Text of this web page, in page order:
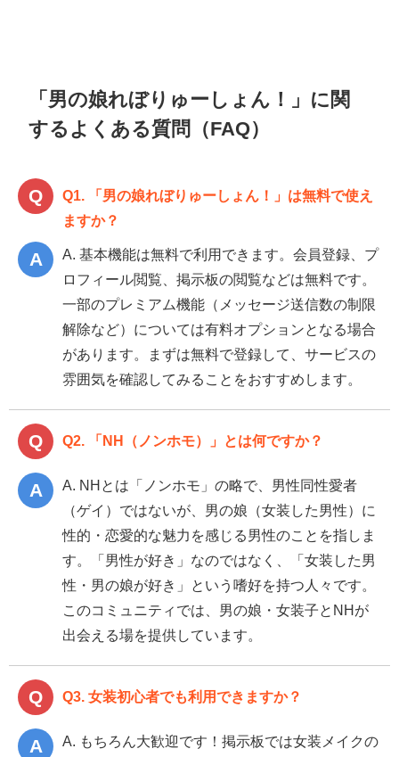
「男の娘れぼりゅーしょん！」に関
するよくある質問（FAQ）
Q1. 「男の娘れぼりゅーしょん！」は無料で使え
ますか？
A. 基本機能は無料で利用できます。会員登録、プ
ロフィール閲覧、掲示板の閲覧などは無料です。
一部のプレミアム機能（メッセージ送信数の制限
解除など）については有料オプションとなる場合
があります。まずは無料で登録して、サービスの
雰囲気を確認してみることをおすすめします。
Q2. 「NH（ノンホモ）」とは何ですか？
A. NHとは「ノンホモ」の略で、男性同性愛者
（ゲイ）ではないが、男の娘（女装した男性）に
性的・恋愛的な魅力を感じる男性のことを指しま
す。「男性が好き」なのではなく、「女装した男
性・男の娘が好き」という嗜好を持つ人々です。
このコミュニティでは、男の娘・女装子とNHが
出会える場を提供しています。
Q3. 女装初心者でも利用できますか？
A. もちろん大歓迎です！掲示板では女装メイクの